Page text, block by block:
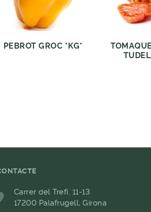
PEBROT GROC *KG*
Carrer del Trefí. 11-13
17200 Palafrugell, Girona